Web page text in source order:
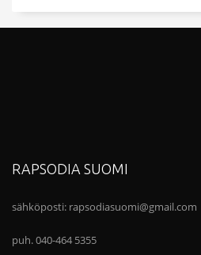
RAPSODIA SUOMI
sähköposti: rapsodiasuomi@gmail.com
puh. 040-464 5355